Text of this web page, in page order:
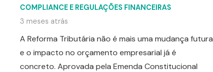
COMPLIANCE E REGULAÇÕES FINANCEIRAS
3 meses atrás
A Reforma Tributária não é mais uma mudança futura
e o impacto no orçamento empresarial já é
concreto. Aprovada pela Emenda Constitucional